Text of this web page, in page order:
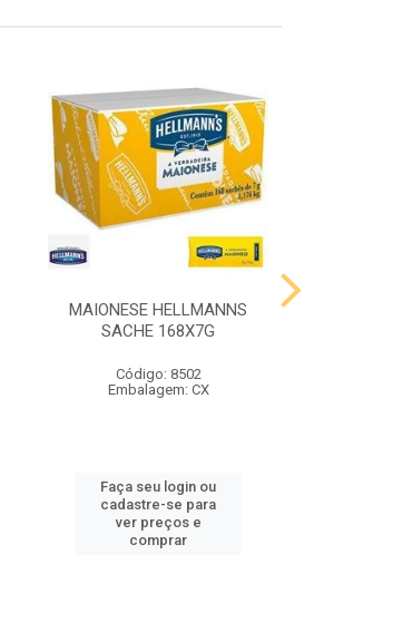
MAIONESE HELLMANNS
SACHE 168X7G
Código: 8502
Embalagem: CX
Faça seu login ou
cadastre-se para
ver preços e
comprar